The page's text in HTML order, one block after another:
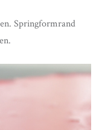
Springformrand